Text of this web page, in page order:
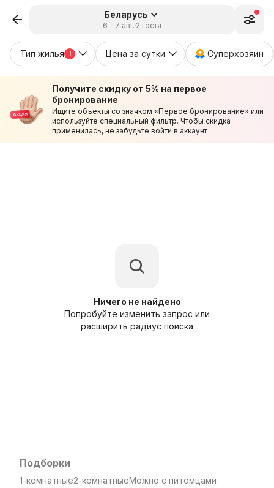
Беларусь
6 – 7 авг. 2 гостя
Тип жилья 1 Цена за сутки Суперхозяин
Получите скидку от 5% на первое
бронирование
Ищите объекты со значком «Первое бронирование» или
используйте специальный фильтр. Чтобы скидка
применилась, не забудьте войти в аккаунт
Ничего не найдено
Попробуйте изменить запрос или
расширить радиус поиска
Подборки
1-комнатные2-комнатныеМожно с питомцами